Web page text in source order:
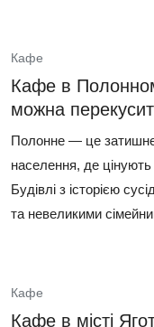
Кафе
Кафе в
можна
Полонне — це затишне
населення, де
Будівлі з історією
та невеликими
Кафе
Кафе в місті